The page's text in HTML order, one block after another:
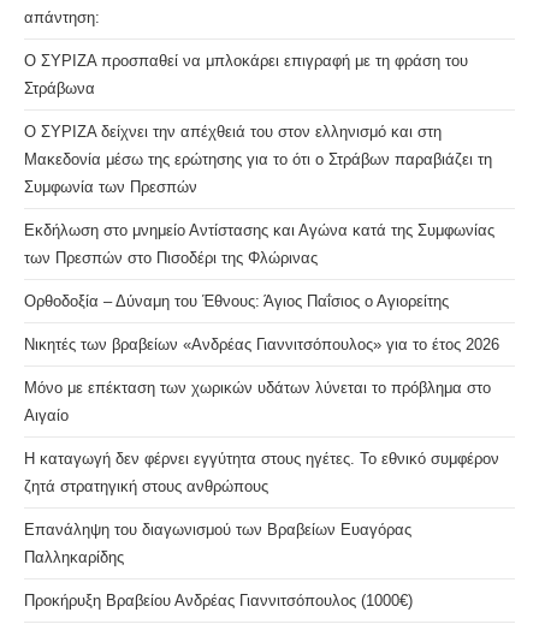
απάντηση:
Ο ΣΥΡΙΖΑ προσπαθεί να μπλοκάρει επιγραφή με τη φράση του
Στράβωνα
Ο ΣΥΡΙΖΑ δείχνει την απέχθειά του στον ελληνισμό και στη
Μακεδονία μέσω της ερώτησης για το ότι ο Στράβων παραβιάζει τη
Συμφωνία των Πρεσπών
Εκδήλωση στο μνημείο Αντίστασης και Αγώνα κατά της Συμφωνίας
των Πρεσπών στο Πισοδέρι της Φλώρινας
Ορθοδοξία – Δύναμη του Έθνους: Άγιος Παΐσιος ο Αγιορείτης
Νικητές των βραβείων «Ανδρέας Γιαννιτσόπουλος» για το έτος 2026
Μόνο με επέκταση των χωρικών υδάτων λύνεται το πρόβλημα στο
Αιγαίο
Η καταγωγή δεν φέρνει εγγύτητα στους ηγέτες. Το εθνικό συμφέρον
ζητά στρατηγική στους ανθρώπους
Επανάληψη του διαγωνισμού των Βραβείων Ευαγόρας
Παλληκαρίδης
Προκήρυξη Βραβείου Ανδρέας Γιαννιτσόπουλος (1000€)